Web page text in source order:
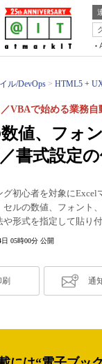
ル/DevOps HTML5 +
値、フォ
書式設定
VBAで始める業務自
グ初心者を対象に
セルの数値、フォント
形式を指定して貼り
日 05時00分 公開
刷 通